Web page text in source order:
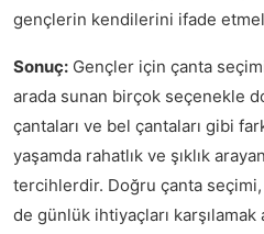
gençlerin kendilerini ifade
Sonuç: Gençler için çanta
arada sunan birçok seçenekle
çantaları ve bel çantaları gibi
yaşamda rahatlık ve şıklık
tercihlerdir. Doğru çanta seçimi,
de günlük ihtiyaçları karşılamak